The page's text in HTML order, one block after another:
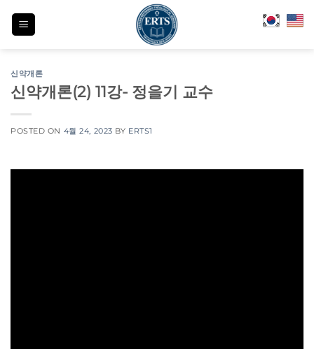
신약개론
신약개론(2) 11강- 정을기 교수
POSTED ON 4월 24, 2023 BY ERTS1